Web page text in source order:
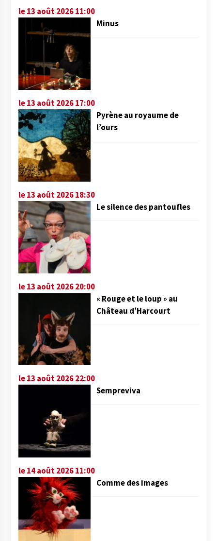
le 13 août 2026 11:00
Minus
le 13 août 2026 17:00
Pyrène au royaume de
l’ours
le 13 août 2026 18:30
Le silence des pantoufles
le 13 août 2026 20:00
« Rouge et le loup » au
Château d’Harcourt
le 13 août 2026 22:00
Sempreviva
le 14 août 2026 11:00
Comme des images